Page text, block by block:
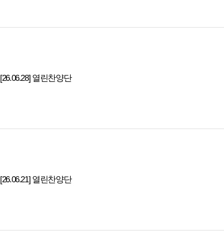
[26.06.28] 열린찬양단
[26.06.21] 열린찬양단